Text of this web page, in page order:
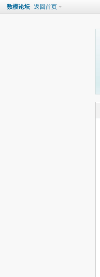
数模论坛 返回首页